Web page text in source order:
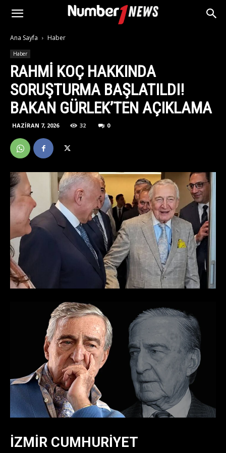
Ana Sayfa Haber
Haber
RAHMI KOÇ HAKKINDA
SORUŞTURMA BAŞLATILDI!
BAKAN GÜRLEK’TEN AÇIKLAMA
HAZIRAN 7, 2026 32 0
İZMIR CUMHURIYET